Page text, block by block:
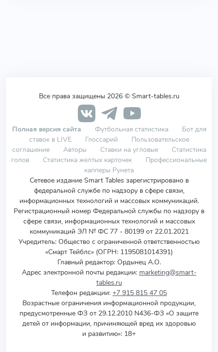
Все права защищены 2026 © Smart-tables.ru
Полная версия сайта Футбольная статистика
Бот для
ставок в LIVE
Глоссарий
Пользовательское
соглашение
Авторы Ставки на угловые
Статистика
голов
Статистика желтых карточек
Профессиональные
капперы Рунета
Сетевое издание Smart Tables зарегистрировано в
федеральной службе по надзору в сфере связи,
информационных технологий и массовых коммуникаций.
Регистрационный номер Федеральной службы по надзору в
сфере связи, информационных технологий и массовых
коммуникаций ЭЛ № ФС 77 - 80199 от 22.01.2021
Учредитель: Общество с ограниченной ответственностью
«Смарт Тейблс» (ОГРН: 1195081014391)
Главный редактор: Ордынец А.О.
Адрес электронной почты редакции: marketing@smart-
tables.ru
Телефон редакции: +7 915 815 47 05
Возрастные ограничения информационной продукции,
предусмотренные ФЗ от 29.12.2010 N436-ФЗ «О защите
детей от информации, причиняющей вред их здоровью
и развитию»: 18+